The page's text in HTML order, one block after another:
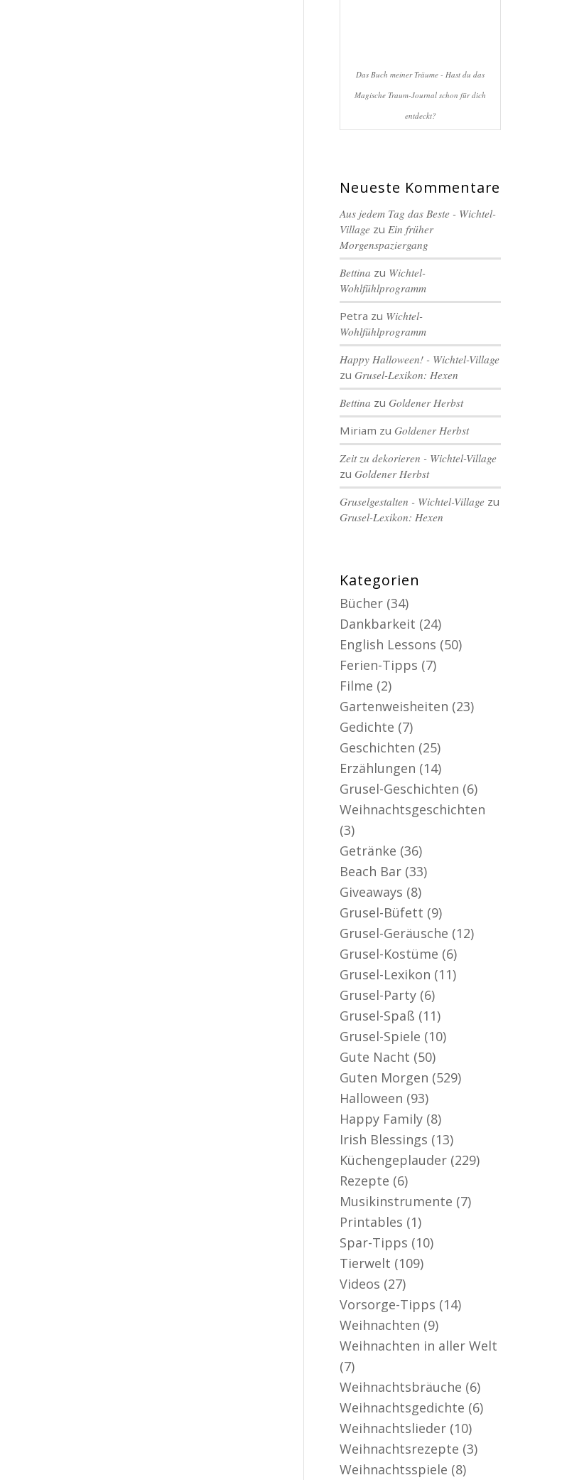
Das Buch meiner Träume - Hast du das
Magische Traum-Journal schon für dich
entdeckt?
Neueste Kommentare
Aus jedem Tag das Beste - Wichtel-
Village zuEin früher
Morgenspaziergang
Bettina zu Wichtel-
Wohlfühlprogramm
Petra zu Wichtel-
Wohlfühlprogramm
Happy Halloween! - Wichtel-Village
zuGrusel-Lexikon: Hexen
Bettina zuGoldener Herbst
Miriam zuGoldener Herbst
Zeit zu dekorieren - Wichtel-Village
zuGoldener Herbst
Gruselgestalten - Wichtel-Village zu
Grusel-Lexikon: Hexen
Kategorien
Bücher (34)
Dankbarkeit (24)
English Lessons (50)
Ferien-Tipps (7)
Filme (2)
Gartenweisheiten (23)
Gedichte (7)
Geschichten (25)
Erzählungen (14)
Grusel-Geschichten (6)
Weihnachtsgeschichten
(3)
Getränke (36)
Beach Bar (33)
Giveaways (8)
Grusel-Büfett (9)
Grusel-Geräusche (12)
Grusel-Kostüme (6)
Grusel-Lexikon (11)
Grusel-Party (6)
Grusel-Spaß (11)
Grusel-Spiele (10)
Gute Nacht (50)
Guten Morgen (529)
Halloween (93)
Happy Family (8)
Irish Blessings (13)
Küchengeplauder (229)
Rezepte (6)
Musikinstrumente (7)
Printables (1)
Spar-Tipps (10)
Tierwelt (109)
Videos (27)
Vorsorge-Tipps (14)
Weihnachten (9)
Weihnachten in aller Welt
(7)
Weihnachtsbräuche (6)
Weihnachtsgedichte (6)
Weihnachtslieder (10)
Weihnachtsrezepte (3)
Weihnachtsspiele (8)